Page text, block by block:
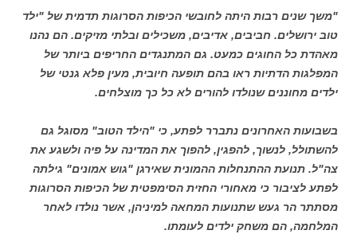
"משך שנים רבות היתה לחובשי הכיפות הסרוגות תדמית של "ילד
טוב ירושלים. חביבים, אדיבים, משכילים ובלתי מזיקים. הם נהנו
מאהדת כל החוגים כמעט. גם המתנגדים החריפים ביותר של
המפלגות הדתיות ראו בהם תופעה חיובית, מעין פלא גנטי של
ילדים מחוננים שנולדו להורים לא כל כך מוצלחים.
בשבועות האחרונים נתברר לפתע, כי "הילד הטוב" מסוגל גם
להשתולל, לנשוך, להפגין, להפוך את המדינה על פיה ולשגע את
צה"ל. תנועת ההתנחלות ההמונית שאירגן "גוש אמונים" גילתה
לפתע לציבור כי מאחורי החזית הסימפטית של הכיפות הסרוגות
מסתתר הר געש שתנועות המחאה למיניהן, אשר נולדו לאחר
המלחמה, הם משחק ילדים לעומתו.